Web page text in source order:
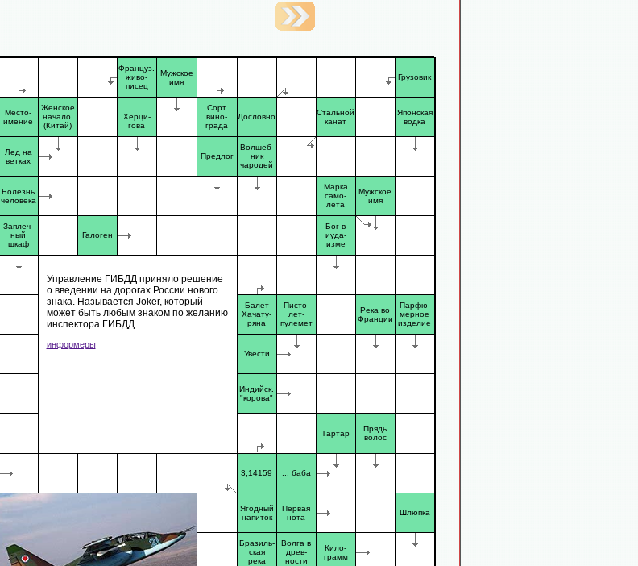
Француз.
живо-
писец
Мужское
имя
Грузовик
Место-
имение
Женское
начало,
(Китай)
Херци-
гова
Сорт
вино-
града
Дословно
Стальной
канат
Японская
водка
Лед на
ветках
Предлог
Волшеб-
ник
чародей
Болезнь
человека
Марка
само-
лета
Мужское
имя
Заплеч-
ный
шкаф
Галоген
Бог в
иуда-
изме
Управление ГИБДД приняло решение
о введении на дорогах России нового
знака. Называется Joker, который
может быть любым знаком по желанию
инспектора ГИБДД.
информеры
Балет
Хачату-
ряна
Писто-
лет-
пулемет
Река во
Франции
Парфю-
мерное
изделие
Увести
Индийск.
"корова"
Тартар
Прядь
волос
3,14159 ... баба
Ягодный
напиток
Первая
нота
Шлюпка
Бразиль-
ская
река
Волга в
древ-
ности
Кило-
грамм